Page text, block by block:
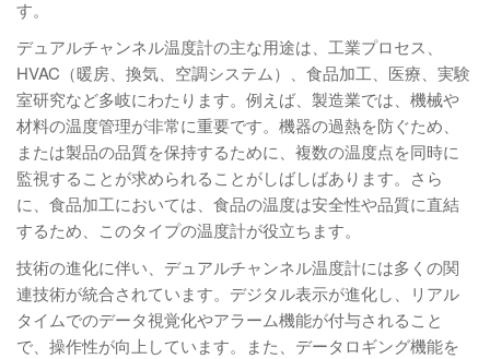
す。
デュアルチャンネル温度計の主な用途は、工業プロセス、
HVAC（暖房、換気、空調システム）、食品加工、医療、実験
室研究など多岐にわたります。例えば、製造業では、機械や
材料の温度管理が非常に重要です。機器の過熱を防ぐため、
または製品の品質を保持するために、複数の温度点を同時に
監視することが求められることがしばしばあります。さら
に、食品加工においては、食品の温度は安全性や品質に直結
するため、このタイプの温度計が役立ちます。
技術の進化に伴い、デュアルチャンネル温度計には多くの関
連技術が統合されています。デジタル表示が進化し、リアル
タイムでのデータ視覚化やアラーム機能が付与されること
で、操作性が向上しています。また、データロギング機能を